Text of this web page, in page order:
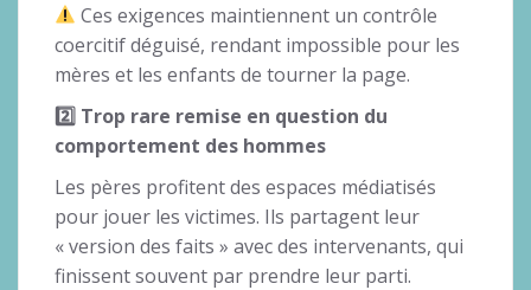
Ces exigences maintiennent un contrôle
coercitif déguisé, rendant impossible pour les
mères et les enfants de tourner la page.
2️ ⃣ Trop rare remise en question du
comportement des hommes
Les pères profitent des espaces médiatisés
pour jouer les victimes. Ils partagent leur
« version des faits » avec des intervenants, qui
finissent souvent par prendre leur parti.